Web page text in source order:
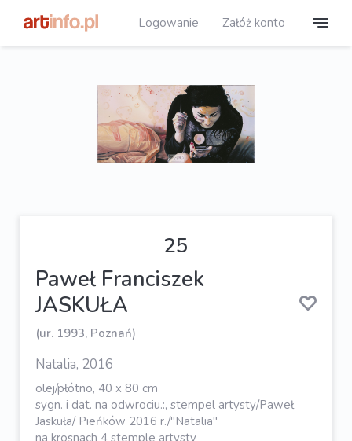
Logowanie Załóż konto
25
Paweł Franciszek
JASKUŁA
(ur. 1993, Poznań)
Natalia, 2016
olej/płótno, 40 x 80 cm
sygn. i dat. na odwrociu.:, stempel artysty/Paweł
Jaskuła/ Pieńków 2016 r./"Natalia"